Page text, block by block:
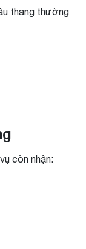
thang thường
còn nhận: